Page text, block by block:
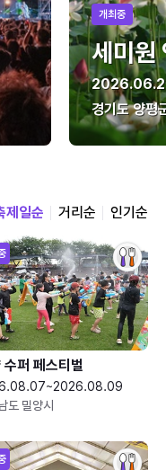
개최중
세미원
경기도 양평
제일순 거리순 인기순
수퍼 페스티벌
도 밀양시